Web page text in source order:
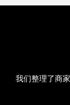
我们整理了商